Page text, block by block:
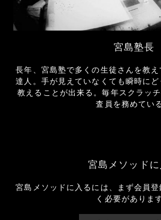
宮島塾長
長年、宮島塾で多くの生徒さんを教
達人。手が見えていなくても瞬時にど
教えることが出来る。毎年スクラッ
査員を務めてい
宮島メソッドに
宮島メソッドに入るには、まず会員
く必要がありま